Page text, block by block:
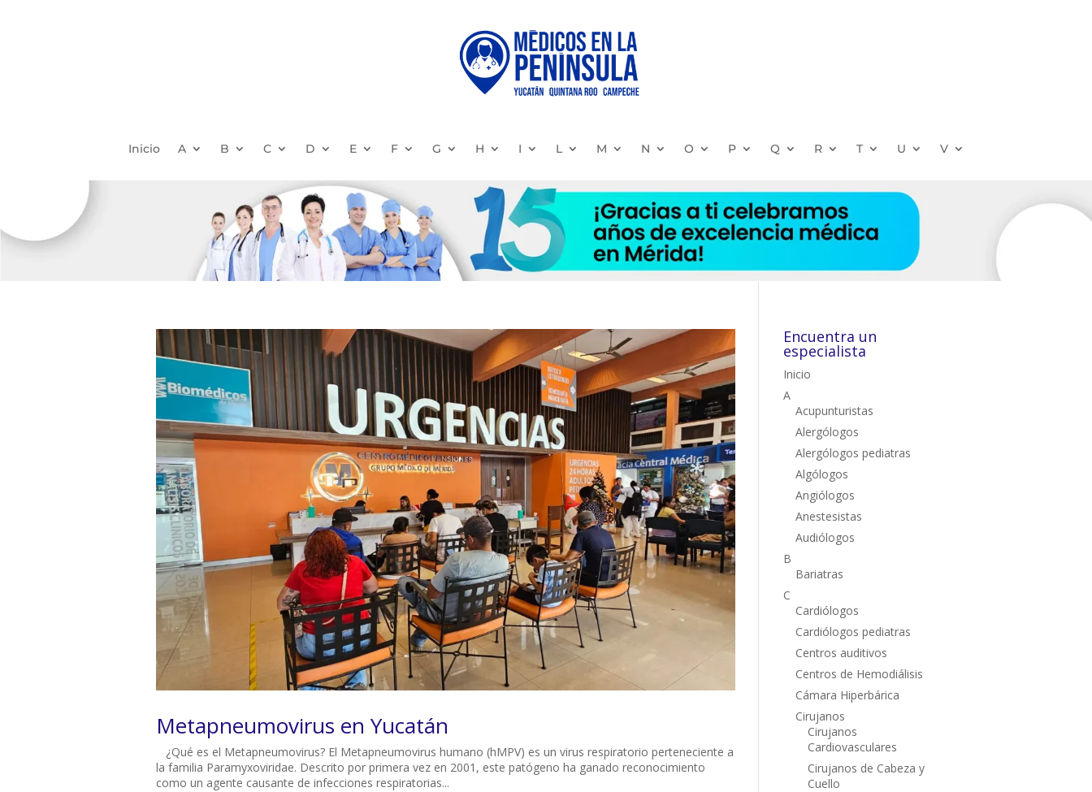
Inicio A B C D E F G H I L M N O P Q R T U V
Metapneumovirus en Yucatán
¿Qué es el Metapneumovirus? El Metapneumovirus humano (hMPV) es un virus respiratorio perteneciente a
la familia Paramyxoviridae. Descrito por primera vez en 2001, este patógeno ha ganado reconocimiento
como un agente causante de infecciones respiratorias...
Encuentra un
especialista
Inicio
A
Acupunturistas
Alergólogos
Alergólogos pediatras
Algólogos
Angiólogos
Anestesistas
Audiólogos
B
Bariatras
C
Cardiólogos
Cardiólogos pediatras
Centros auditivos
Centros de Hemodiálisis
Cámara Hiperbárica
Cirujanos
Cirujanos
Cardiovasculares
Cirujanos de Cabeza y
Cuello